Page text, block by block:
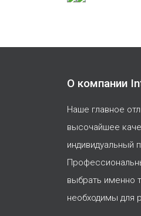
О компании
Наше главное
высочайшее
индивидуальный
выбрать именно
необходимы для